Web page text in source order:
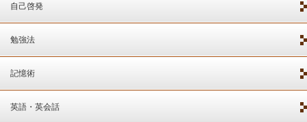
自己啓発
勉強法
記憶術
英語・英会話